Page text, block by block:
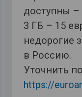
доступны –
3 ГБ – 15
недорогие
в Россию.
Уточнить
https://